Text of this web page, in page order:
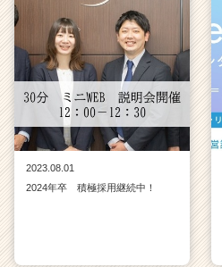
2023.08.01
2024年卒 積極採用継続中！